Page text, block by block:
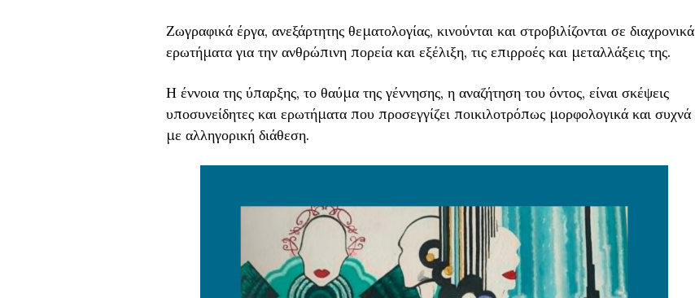
Ζωγραφικά έργα, ανεξάρτητης θεματολογίας, κινούνται και στροβιλίζονται σε διαχρονικά
ερωτήματα για την ανθρώπινη πορεία και εξέλιξη, τις επιρροές και μεταλλάξεις της.
Η έννοια της ύπαρξης, το θαύμα της γέννησης, η αναζήτηση του όντος, είναι σκέψεις
υποσυνείδητες και ερωτήματα που προσεγγίζει ποικιλοτρόπως μορφολογικά και συχνά
με αλληγορική διάθεση.